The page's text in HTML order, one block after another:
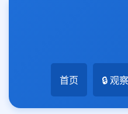
首页 🔒 观